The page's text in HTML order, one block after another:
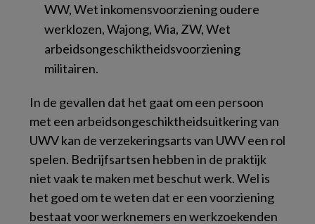
WW, Wet inkomensvoorziening oudere
werklozen, Wajong, Wia, ZW, Wet
arbeidsongeschiktheidsvoorziening
militairen.
In de gevallen dat het gaat om een persoon
met een arbeidsongeschiktheidsuitkering van
UWV kan de verzekeringsarts van UWV een rol
spelen. Bedrijfsartsen hebben in de praktijk
niet vaak te maken met beschut werk. Wel is
het goed om te weten dat er een voorziening
bestaat voor werknemers en werkzoekenden